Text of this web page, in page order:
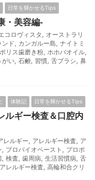
日常を輝かせるTips
・美容編-
コロヴィスタ, オーストラリ
ンド, カンガルー島, ナイトミ
リス歯磨き粉, ホホバオイル,
がい, 石鹸, 習慣, 舌ブラシ, 鼻
体験記 日常を輝かせるTips
ルギー検査＆口腔内
レルギー, アレルギー検査, ア
, プロバイオペースト , プロポ
, 検査, 歯周病, 生活習慣病, 舌
レルギー検査, 高輪和合クリ